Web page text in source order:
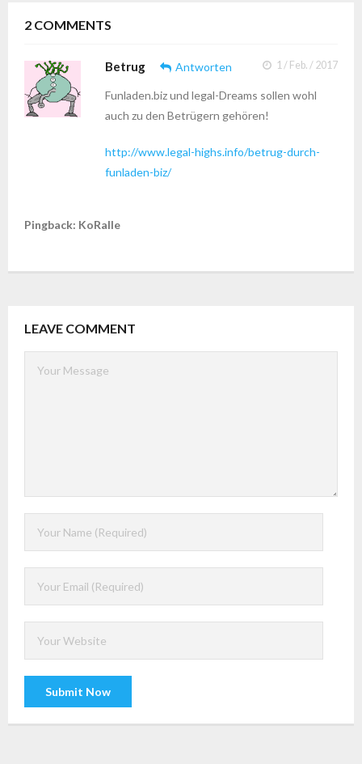
2 COMMENTS
Betrug Antworten 1 / Feb. / 2017
Funladen.biz und legal-Dreams sollen wohl
auch zu den Betrügern gehören!
http://www.legal-highs.info/betrug-durch-
funladen-biz/
Pingback: KoRalle
LEAVE COMMENT